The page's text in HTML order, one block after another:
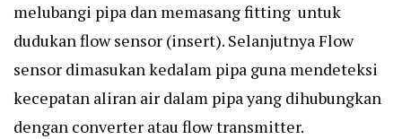
melubangi pipa dan memasang fitting untuk
dudukan flow sensor (insert). Selanjutnya Flow
sensor dimasukan kedalam pipa guna mendeteksi
kecepatan aliran air dalam pipa yang dihubungkan
dengan converter atau flow transmitter.